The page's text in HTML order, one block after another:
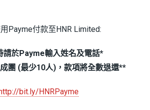
Payme付款至HNR Limited:
請於Payme輸入姓名及電話*
團 (最少10人)，款項將全數退還**
bit.ly/HNRPayme